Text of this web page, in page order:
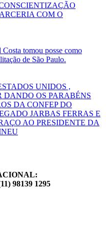
COM O
tomou posse como
de São Paulo.
UNIDOS ,
OS PARABÉNS
DA CONFEP DO
JARBAS FERRAS E
AO PRESIDENTE DA
98139 1295